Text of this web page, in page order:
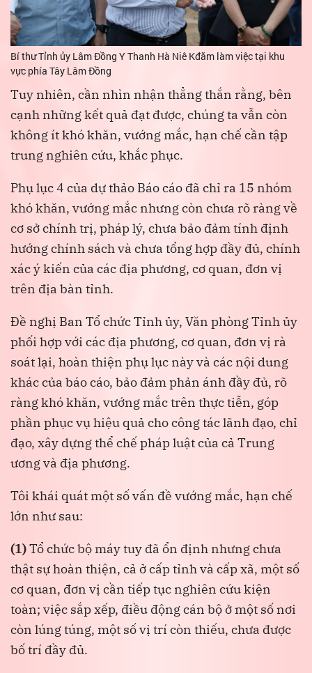
Bí thư Tỉnh ủy Lâm Đồng Y Thanh Hà Niê Kđăm làm việc tại khu
vực phía Tây Lâm Đồng
Tuy nhiên, cần nhìn nhận thẳng thắn rằng, bên
cạnh những kết quả đạt được, chúng ta vẫn còn
không ít khó khăn, vướng mắc, hạn chế cần tập
trung nghiên cứu, khắc phục.
Phụ lục 4 của dự thảo Báo cáo đã chỉ ra 15 nhóm
khó khăn, vướng mắc nhưng còn chưa rõ ràng về
cơ sở chính trị, pháp lý, chưa bảo đảm tính định
hướng chính sách và chưa tổng hợp đầy đủ, chính
xác ý kiến của các địa phương, cơ quan, đơn vị
trên địa bàn tỉnh.
Đề nghị Ban Tổ chức Tỉnh ủy, Văn phòng Tỉnh ủy
phối hợp với các địa phương, cơ quan, đơn vị rà
soát lại, hoàn thiện phụ lục này và các nội dung
khác của báo cáo, bảo đảm phản ánh đầy đủ, rõ
ràng khó khăn, vướng mắc trên thực tiễn, góp
phần phục vụ hiệu quả cho công tác lãnh đạo, chỉ
đạo, xây dựng thể chế pháp luật của cả Trung
ương và địa phương.
Tôi khái quát một số vấn đề vướng mắc, hạn chế
lớn như sau:
(1)Tổ chức bộ máy tuy đã ổn định nhưng chưa
thật sự hoàn thiện, cả ở cấp tỉnh và cấp xã, một số
cơ quan, đơn vị cần tiếp tục nghiên cứu kiện
toàn; việc sắp xếp, điều động cán bộ ở một số nơi
còn lúng túng, một số vị trí còn thiếu, chưa được
bố trí đầy đủ.